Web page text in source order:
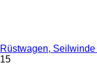
Rüstwagen,
15